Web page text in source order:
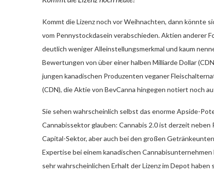
Kommt die Lizenz noch vor Weihnachten, dann könnte
vom Pennystockdasein verabschieden. Aktien anderer
deutlich weniger Alleinstellungsmerkmal und kaum
Bewertungen von über einer halben Milliarde Dollar
jungen kanadischen Produzenten veganer
(CDN), die Aktie von BevCanna hingegen notiert noch
Sie sehen wahrscheinlich selbst das enorme Apside-
Cannabissektor glauben: Cannabis 2.0 ist derzeit
Capital-Sektor, aber auch bei den großen
Expertise bei einem kanadischen
sehr wahrscheinlichen Erhalt der Lizenz im Depot haben